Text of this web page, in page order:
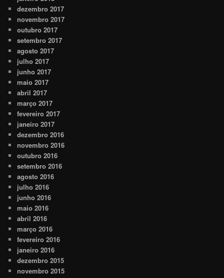
dezembro 2017
novembro 2017
outubro 2017
setembro 2017
agosto 2017
julho 2017
junho 2017
maio 2017
abril 2017
março 2017
fevereiro 2017
janeiro 2017
dezembro 2016
novembro 2016
outubro 2016
setembro 2016
agosto 2016
julho 2016
junho 2016
maio 2016
abril 2016
março 2016
fevereiro 2016
janeiro 2016
dezembro 2015
novembro 2015